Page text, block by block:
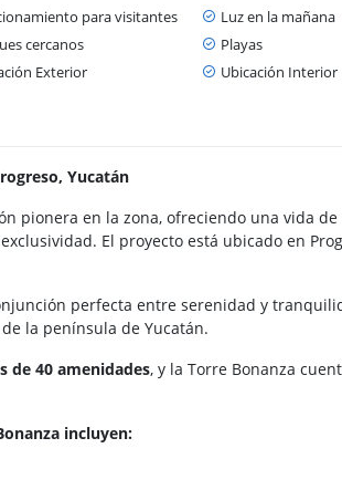
para visitantes
Luz en la mañana
cercanos
Playas
Exterior Ubicación Interior
Yucatán
pionera en la zona, ofreciendo una vida
El proyecto está ubicado en
perfecta entre serenidad y
la península de Yucatán.
de 40 amenidades, y la Torre Bonanza
incluyen: